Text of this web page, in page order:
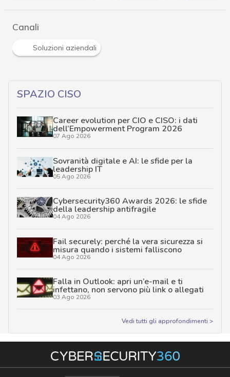
Canali
Soluzioni aziendali
SPAZIO CISO
Career evolution per CIO e CISO: i dati
dell’Empowerment Program 2026
07 Ago 2026
Sovranità digitale e AI: le sfide per la
leadership IT
05 Ago 2026
Cybersecurity360 Awards 2026: le sfide
della leadership antifragile
04 Ago 2026
Fail securely: perché la vera sicurezza si
misura quando i sistemi falliscono
04 Ago 2026
Falla in Outlook: apri un’e-mail e ti
infettano, non servono più link o allegati
03 Ago 2026
Vedi tutti gli approfondimenti >